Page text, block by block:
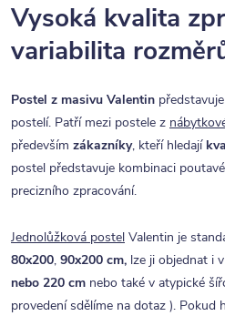
Vysoká kvalita
variabilita
Postel z masivu Valentin
postelí. Patří mezi postele z
především zákazníky, kteří hledají
postel představuje kombinaci
precizního zpracování.
Jednolůžková postel Valentin je
80x200, 90x200 cm, lze ji objednat i v
nebo 220 cm nebo také v atypické
provedení sdělíme na dotaz ). Pokud